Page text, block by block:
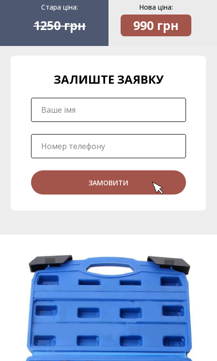
Стара ціна:
1250 грн
Нова ціна:
990 грн
ЗАМОВИТИ
ЗАЛИШТЕ ЗАЯВКУ